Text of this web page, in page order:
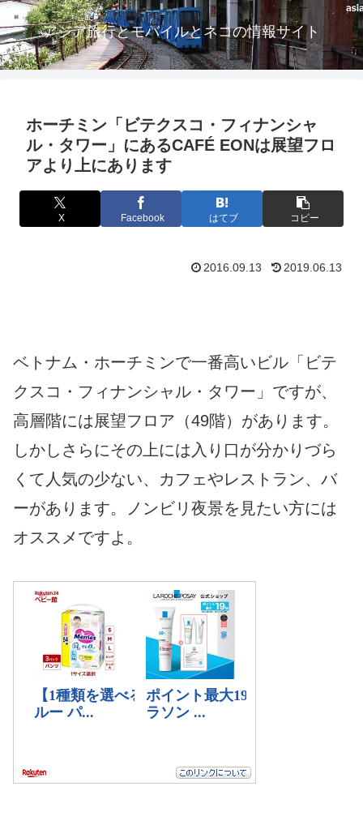
アジア旅行とモバイルとネコの情報サイト
ホーチミン「ビテクスコ・フィナンシャ
ル・タワー」にあるCAFÉ EONは展望フロ
アより上にあります
X Facebook はてブ コピー
2016.09.13 2019.06.13
ベトナム・ホーチミンで一番高いビル「ビテ
クスコ・フィナンシャル・タワー」ですが、
高層階には展望フロア（49階）があります。
しかしさらにその上には入り口が分かりづら
くて人気の少ない、カフェやレストラン、バ
ーがあります。ノンビリ夜景を見たい方には
オススメですよ。